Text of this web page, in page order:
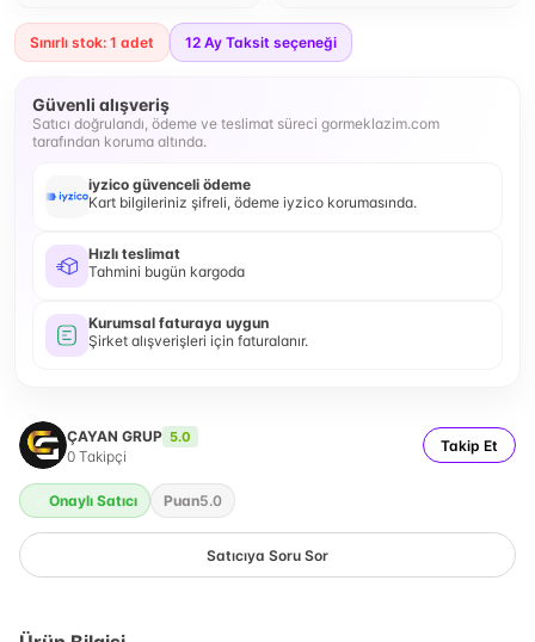
Sınırlı stok: 1 adet 12 Ay Taksit seçeneği
Güvenli alışveriş
Satıcı doğrulandı, ödeme ve teslimat süreci gormeklazim.com
tarafından koruma altında.
iyzico güvenceli ödeme
Kart bilgileriniz şifreli, ödeme iyzico korumasında.
Hızlı teslimat
Tahmini bugün kargoda
Kurumsal faturaya uygun
Şirket alışverişleri için faturalanır.
ÇAYAN GRUP 5.0
0 Takipçi
Takip Et
Onaylı Satıcı Puan5.0
Satıcıya Soru Sor